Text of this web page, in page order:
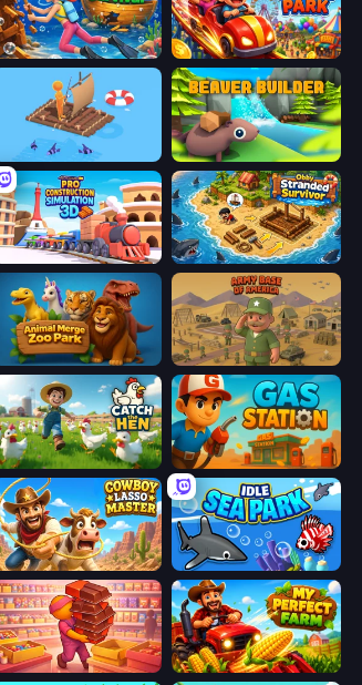
Underwater Survival My Perfect Theme Park
Fishland Beaver Builder
Pro Construction: Simulation 3D Obby Stranded Survivor
Animal Merge Zoo Park Army Base Of America
Catch the Hen Gas Station
Cowboy Lasso Master Idle Sea Park
Candy Packing Store My Perfect Farm